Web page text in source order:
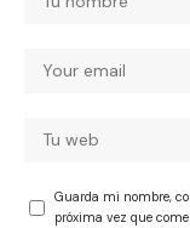
Guarda mi nombre,
próxima vez que